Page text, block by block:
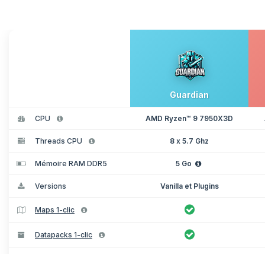
Guardian
CPU AMD Ryzen™ 9 7950X3D
Threads CPU 8 x 5.7 Ghz
Mémoire RAM DDR5 5 Go
Versions Vanilla et Plugins
Maps 1-clic
Datapacks 1-clic